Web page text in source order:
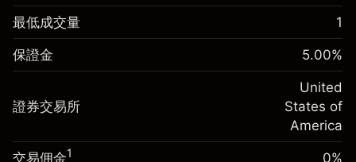
保證金。您的投資 $1,000.00
隔夜倉息
-0.021568
%
(-$4.31)
來自杠杆的資金 - 美元（大約值）
$19,000.00
保證金。您的投資 $1,000.00
隔夜倉息
-0.000654
%
(-$0.13)
$20,000.00
來自杠杆的資金 - 美元（大約值）$19,000.00
最低成交量 1
保證金 5.00%
證券交易所
United
States of
America
交易佣金1 0%